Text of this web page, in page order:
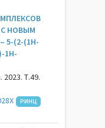
С НОВЫМ
(2-(1H-
1H-
Т.49.
РИНЦ